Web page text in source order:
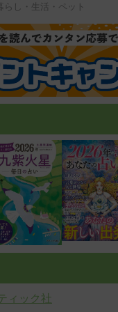
らし・生活・ペット
ィック社